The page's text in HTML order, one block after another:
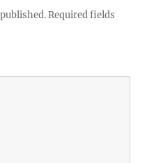
Required fields